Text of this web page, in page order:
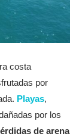
costa
por
Playas,
por los
de arena